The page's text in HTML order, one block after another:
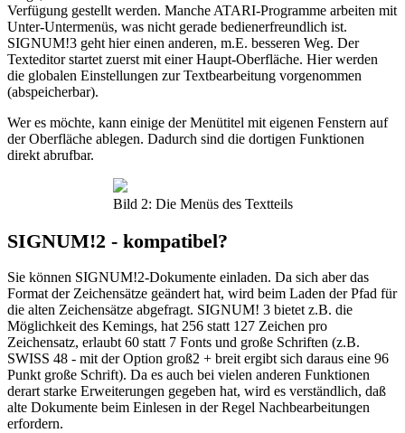
Verfügung gestellt werden. Manche ATARI-Programme arbeiten mit
Unter-Untermenüs, was nicht gerade bedienerfreundlich ist.
SIGNUM!3 geht hier einen anderen, m.E. besseren Weg. Der
Texteditor startet zuerst mit einer Haupt-Oberfläche. Hier werden
die globalen Einstellungen zur Textbearbeitung vorgenommen
(abspeicherbar).
Wer es möchte, kann einige der Menütitel mit eigenen Fenstern auf
der Oberfläche ablegen. Dadurch sind die dortigen Funktionen
direkt abrufbar.
Bild 2: Die Menüs des Textteils
SIGNUM!2 - kompatibel?
Sie können SIGNUM!2-Dokumente einladen. Da sich aber das
Format der Zeichensätze geändert hat, wird beim Laden der Pfad für
die alten Zeichensätze abgefragt. SIGNUM! 3 bietet z.B. die
Möglichkeit des Kemings, hat 256 statt 127 Zeichen pro
Zeichensatz, erlaubt 60 statt 7 Fonts und große Schriften (z.B.
SWISS 48 - mit der Option groß2 + breit ergibt sich daraus eine 96
Punkt große Schrift). Da es auch bei vielen anderen Funktionen
derart starke Erweiterungen gegeben hat, wird es verständlich, daß
alte Dokumente beim Einlesen in der Regel Nachbearbeitungen
erfordern.